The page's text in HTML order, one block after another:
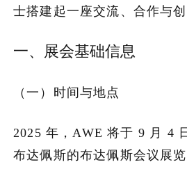
商务合作
关于我们
加入潮域
士搭建起一座交流、合作与创
一、展会基础信息
（一）时间与地点
2025 年，AWE 将于 9 月 4
布达佩斯的布达佩斯会议展